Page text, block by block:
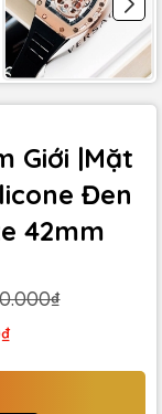
Giới |Mặt
Đen
42mm